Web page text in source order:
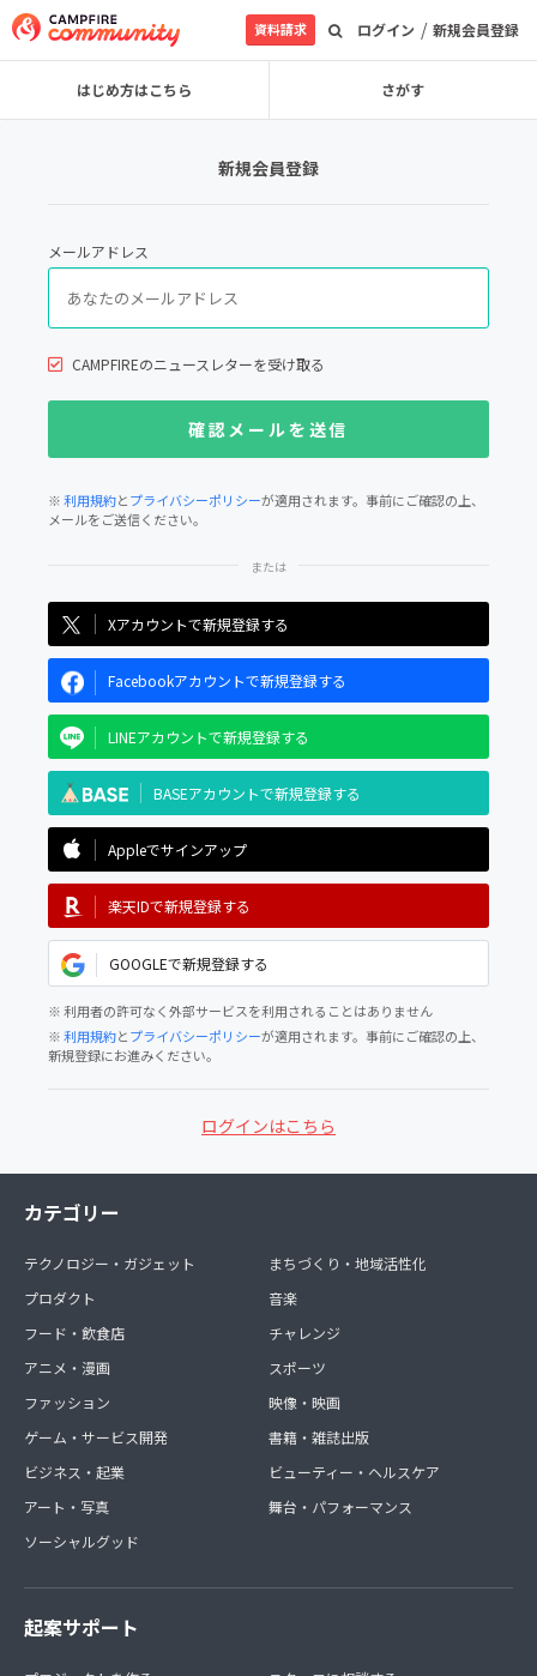
ログイン / 新規会員登録
資料請求
はじめ方はこちら さがす
新規会員登録
メールアドレス
CAMPFIREのニュースレターを受け取る
※利用規約とプライバシーポリシーが適用されます。事前にご確認の上、
メールをご送信ください。
Xアカウントで新規登録する
Facebookアカウントで新規登録する
LINEアカウントで新規登録する
BASEアカウントで新規登録する
Appleでサインアップ
楽天IDで新規登録する
GOOGLEで新規登録する
※ 利用者の許可なく外部サービスを利用されることはありません
※利用規約とプライバシーポリシーが適用されます。事前にご確認の上、
新規登録にお進みください。
ログインはこちら
カテゴリー
テクノロジー・ガジェット
プロダクト
フード・飲食店
アニメ・漫画
ファッション
ゲーム・サービス開発
ビジネス・起業
アート・写真
ソーシャルグッド
まちづくり・地域活性化
音楽
チャレンジ
スポーツ
映像・映画
書籍・雑誌出版
ビューティー・ヘルスケア
舞台・パフォーマンス
起案サポート